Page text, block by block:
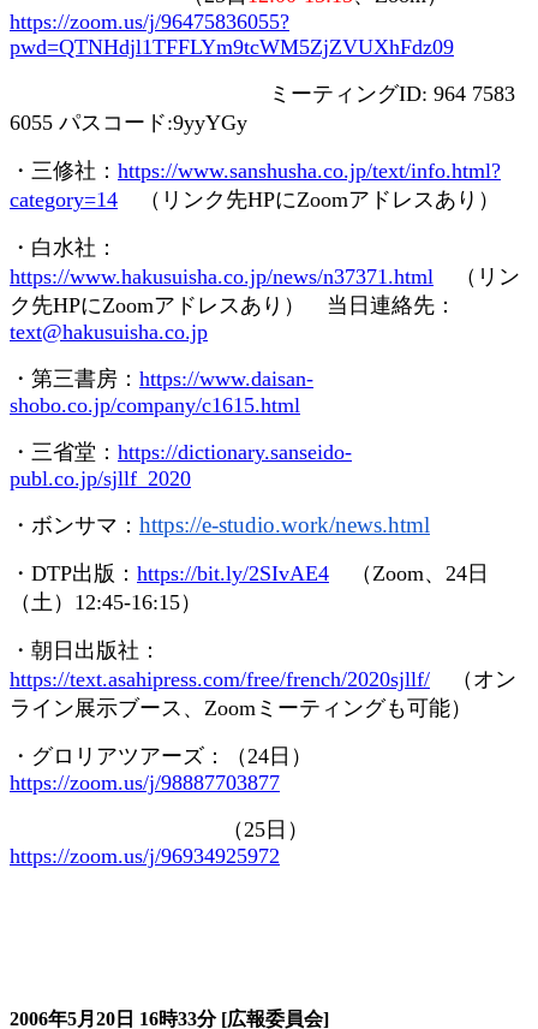
https://zoom.us/j/96475836055?
pwd=QTNHdjl1TFFLYm9tcWM5ZjZVUXhFdz09
ミーティングID: 964 7583
6055 パスコード:9yyYGy
・三修社： https://www.sanshusha.co.jp/text/info.html?
category=14 （リンク先HPにZoomアドレスあり）
・白水社：
https://www.hakusuisha.co.jp/news/n37371.html （リン
ク先HPにZoomアドレスあり） 当日連絡先：
text@hakusuisha.co.jp
・第三書房： https://www.daisan-
shobo.co.jp/company/c1615.html
・三省堂： https://dictionary.sanseido-
publ.co.jp/sjllf_2020
・ボンサマ： https://e-studio.work/news.html
・ DTP出版： https://bit.ly/2SIvAE4 （Zoom、 24 日
（土） 12:45-16:15）
・朝日出版社：
https://text.asahipress.com/free/french/2020sjllf/ （オン
ライン展示ブース、 Zoom ミーティングも可能）
・グロリアツアーズ：（24 日）
https://zoom.us/j/98887703877
（25 日）
https://zoom.us/j/96934925972
2006年5月20日 16時33分 [広報委員会]